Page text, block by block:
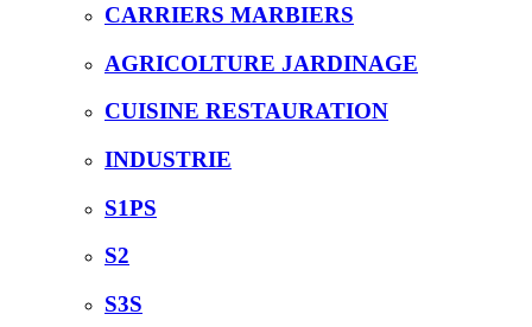
CARRIERS MARBIERS
AGRICOLTURE JARDINAGE
CUISINE RESTAURATION
INDUSTRIE
S1PS
S2
S3S